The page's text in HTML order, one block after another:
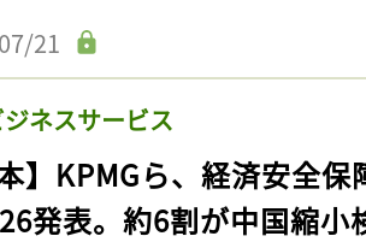
21
ネスサービス
本】KPMGら、経済安全
発表。約6割が中国縮小